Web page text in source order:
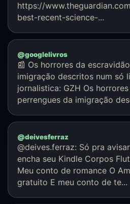
https://
best-recent-science-...
@googlelivros
📰 Os horrores da
imigração descritos num só
jornalistica: GZH Os
perrengues da imigração
@deivesferraz
@deives.ferraz: Só pra
encha seu Kindle Corpos
Meu conto de romance O
gratuito E meu conto de te...